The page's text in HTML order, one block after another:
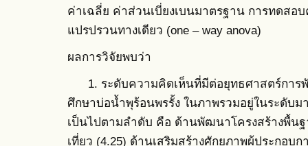
ค่าเฉลี่ย ค่าส่วนเบี่ยงเบนมาตรฐาน การทดสอ
แปรปรวนทางเดียว (one – way anova)
ผลการวิจัยพบว่า
1. ระดับความคิดเห็นที่มีต่อยุทธศาสตร์การ
ศึกษาบ่อน้ำพุร้อนพรรั้ง ในภาพรวมอยู่ในระดับม
เป็นไปตามลำดับ คือ ด้านพัฒนาโครงสร้างพื้นฐ
เที่ยว (4.25) ด้านเสริมสร้างศักยภาพผู้ประกอ